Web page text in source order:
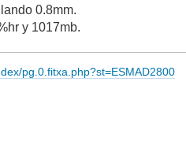
0.8mm.
y 1017mb.
pg.0.fitxa.php?st=ESMAD2800